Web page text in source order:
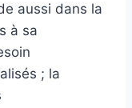
aussi dans la
à sa
; la